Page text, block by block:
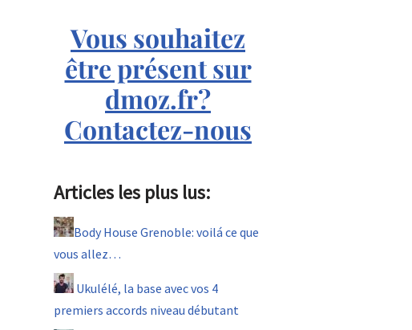
Vous souhaitez
être présent sur
dmoz.fr?
Contactez-nous
Articles les plus lus:
Body House Grenoble: voilá ce que
vous allez…
Ukulélé, la base avec vos 4
premiers accords niveau débutant